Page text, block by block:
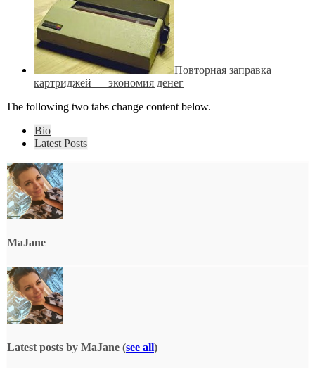
Повторная заправка
картриджей — экономия денег
The following two tabs change content below.
Bio
Latest Posts
MaJane
Latest posts by MaJane (see all)